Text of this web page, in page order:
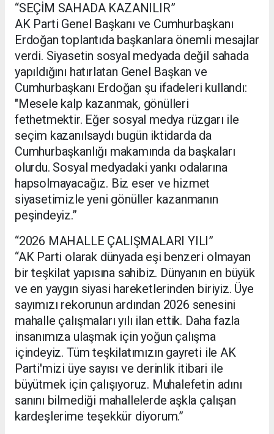
“SEÇİM SAHADA KAZANILIR”
AK Parti Genel Başkanı ve Cumhurbaşkanı
Erdoğan toplantıda başkanlara önemli mesajlar
verdi. Siyasetin sosyal medyada değil sahada
yapıldığını hatırlatan Genel Başkan ve
Cumhurbaşkanı Erdoğan şu ifadeleri kullandı:
"Mesele kalp kazanmak, gönülleri
fethetmektir. Eğer sosyal medya rüzgarı ile
seçim kazanılsaydı bugün iktidarda da
Cumhurbaşkanlığı makamında da başkaları
olurdu. Sosyal medyadaki yankı odalarına
hapsolmayacağız. Biz eser ve hizmet
siyasetimizle yeni gönüller kazanmanın
peşindeyiz.”
“2026 MAHALLE ÇALIŞMALARI YILI”
“AK Parti olarak dünyada eşi benzeri olmayan
bir teşkilat yapısına sahibiz. Dünyanın en büyük
ve en yaygın siyasi hareketlerinden biriyiz. Üye
sayımızı rekorunun ardından 2026 senesini
mahalle çalışmaları yılı ilan ettik. Daha fazla
insanımıza ulaşmak için yoğun çalışma
içindeyiz. Tüm teşkilatımızın gayreti ile AK
Parti'mizi üye sayısı ve derinlik itibari ile
büyütmek için çalışıyoruz. Muhalefetin adını
sanını bilmediği mahallelerde aşkla çalışan
kardeşlerime teşekkür diyorum.”